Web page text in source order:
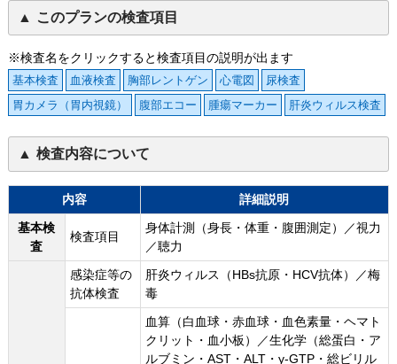
このプランの検査項目
※検査名をクリックすると検査項目の説明が出ます
基本検査 血液検査 胸部レントゲン 心電図
尿検査
胃カメラ（胃内視鏡）
腹部エコー 腫瘍マーカー 肝炎ウィルス検査
検査内容について
内容
詳細説明
基本検
査
検査項目
身体計測（身長・体重・腹囲測定）／視力
／聴力
感染症等の
抗体検査
肝炎ウィルス（HBs抗原・HCV抗体）／梅
毒
血算（白血球・赤血球・血色素量・ヘマト
クリット・血小板）／生化学（総蛋白・ア
ルブミン・AST・ALT・y-GTP・総ビリル